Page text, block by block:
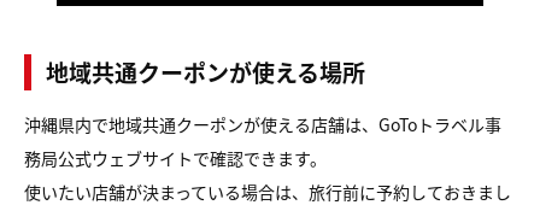
地域共通クーポンが使える場所
沖縄県内で地域共通クーポンが使える店舗は、GoToトラベル事
務局公式ウェブサイトで確認できます。
使いたい店舗が決まっている場合は、旅行前に予約しておきまし